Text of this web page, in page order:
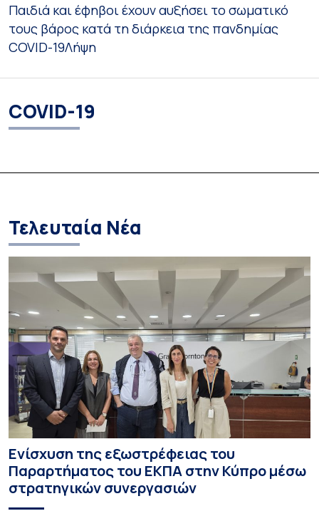
Παιδιά και έφηβοι έχουν αυξήσει το σωματικό
τους βάρος κατά τη διάρκεια της πανδημίας
COVID-19Λήψη
COVID-19
Τελευταία Νέα
Ενίσχυση της εξωστρέφειας του
Παραρτήματος του ΕΚΠΑ στην Κύπρο μέσω
στρατηγικών συνεργασιών